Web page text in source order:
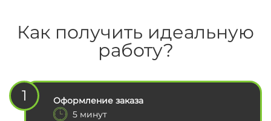
Как получить идеальную
работу?
1
Оформление заказа
5 минут